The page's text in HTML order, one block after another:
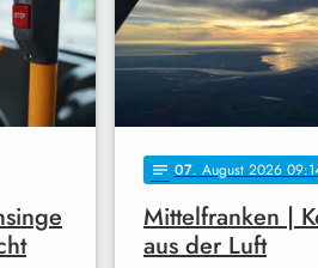
notes 07. August 2026
Mittelfranken |
aus der Luft